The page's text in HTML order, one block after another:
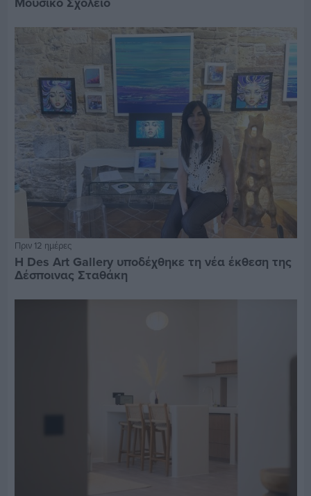
Πριν 12 ημέρες
Η Des Art Gallery υποδέχθηκε τη νέα έκθεση της
Δέσποινας Σταθάκη